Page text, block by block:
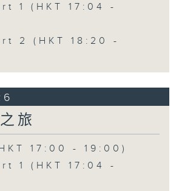
1 (HKT 17:04 -
2 (HKT 18:20 -
旅
17:00 - 19:00)
1 (HKT 17:04 -